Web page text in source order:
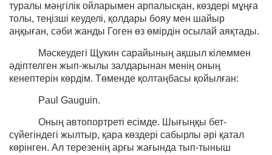
туралы мәңгілік ойларымен арпалысқан, көздері мұңға
толы, теңізші кеуделі, қолдары бояу мен шайыр
аңқыған, сәби жанды Гоген өз өмірдін осылай аяқтады.
Мәскеудегі Щукин сарайының ақшыл кілеммен
әдіптелген жып-жылы залдарынан менің оның
кенептерін көрдім. Төменде қолтаңбасы қойылған:
Paul Gauguin.
Оның автопортреті есімде. Шығыңқы бет-
сүйегіндегі жылтыр, қара көздері сабырлы әрі қатал
көрінген. Ал терезенің арғы жағында тып-тыныш